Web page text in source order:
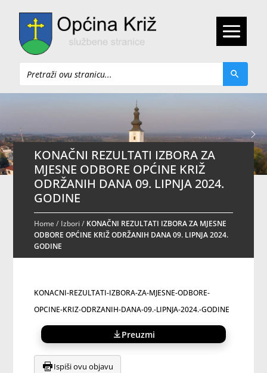
Pretraži
KONAČNI REZULTATI IZBORA ZA
MJESNE ODBORE OPĆINE KRIŽ
ODRŽANIH DANA 09. LIPNJA 2024.
GODINE
Home/ Izbori/ KONAČNI REZULTATI IZBORA ZA MJESNE
ODBORE OPĆINE KRIŽ ODRŽANIH DANA 09. LIPNJA 2024.
GODINE
KONACNI-REZULTATI-IZBORA-ZA-MJESNE-ODBORE-
OPCINE-KRIZ-ODRZANIH-DANA-09.-LIPNJA-2024.-GODINE
Preuzmi
Ispiši ovu objavu